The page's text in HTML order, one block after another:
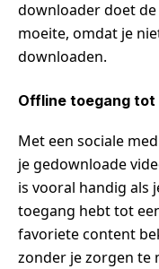
downloader doet
moeite, omdat je
downloaden.
Offline toegang
Met een sociale
je gedownloade
is vooral handig als
toegang hebt tot
favoriete content
zonder je zorgen te